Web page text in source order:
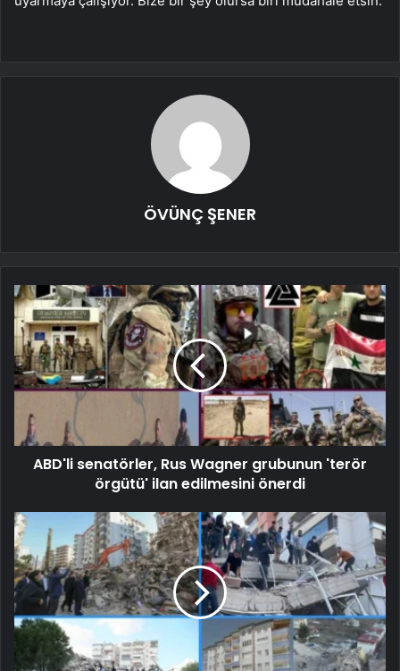
ÖVÜNÇ ŞENER
ABD'li senatörler, Rus Wagner grubunun 'terör
örgütü' ilan edilmesini önerdi